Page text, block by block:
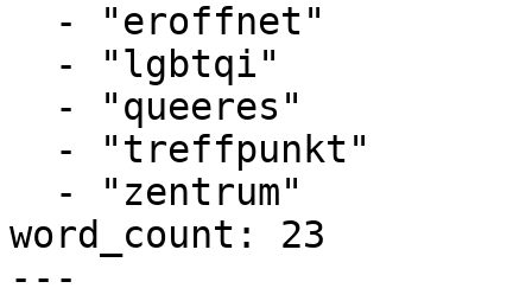
word_count: 23
---